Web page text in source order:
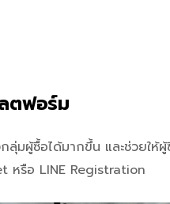
ตฟอร์ม
ลุ่มผู้ซื้อได้มากขึ้น และช่วยให้ผู้
หรือ LINE Registration